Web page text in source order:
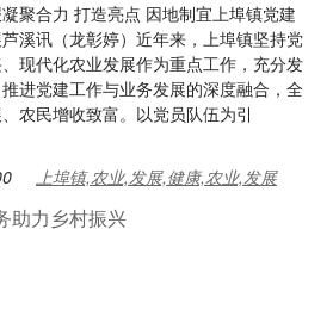
聚合力 打造亮点 因地制宜上埠镇党建
溪讯（龙彰婷）近年来，上埠镇坚持党
现代化农业发展作为重点工作，充分发
进党建工作与业务发展的深度融合，全
农民增收致富。以党员队伍为引
上埠镇,农业,发展,健康,农业,发展